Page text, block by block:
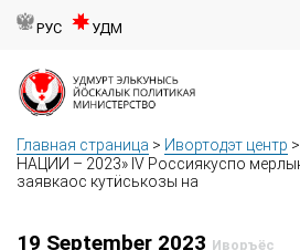
РУС УДМ
Главная страница > Ивортодэт центр >
НАЦИИ – 2023» IV Россиякуспо
заявкаос кутӥськозы на
19 September 2023 Иворъёс